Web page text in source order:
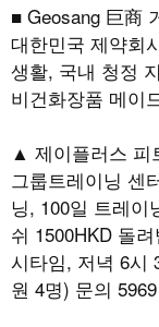
■ Geosang 巨商
대한민국 제약회
생활, 국내 청정
비건화장품 메이
▲ 제이플러스 피
그룹트레이닝 센
닝, 100일 트레이
쉬 1500HKD 돌
시타임, 저녁 6시
원 4명) 문의